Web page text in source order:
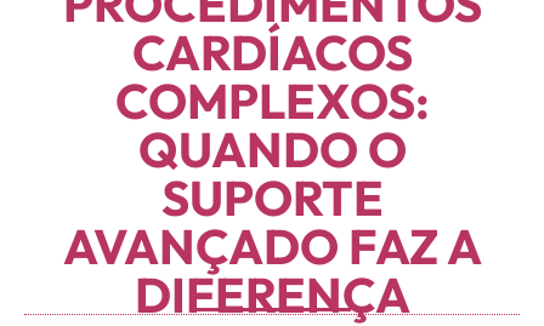
CARDÍACOS
COMPLEXOS:
QUANDO O
SUPORTE
AVANÇADO FAZ A
DIFERENÇA